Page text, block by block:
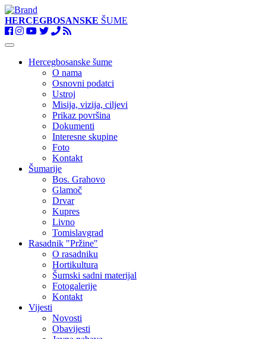
HERCEGBOSANSKE ŠUME
Toggle
navigationHercegbosanske šume
O nama
Osnovni podatci
Ustroj
Misija, vizija, ciljevi
Prikaz površina
Dokumenti
Interesne skupine
Foto
Kontakt
Šumarije
Bos. Grahovo
Glamoč
Drvar
Kupres
Livno
Tomislavgrad
Rasadnik "Pržine"
O rasadniku
Hortikultura
Šumski sadni materijal
Fotogalerije
Kontakt
Vijesti
Novosti
Obavijesti